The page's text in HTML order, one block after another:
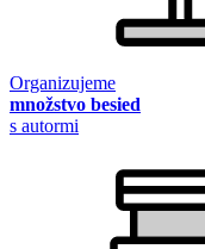
Organizujeme
množstvo besied
s autormi